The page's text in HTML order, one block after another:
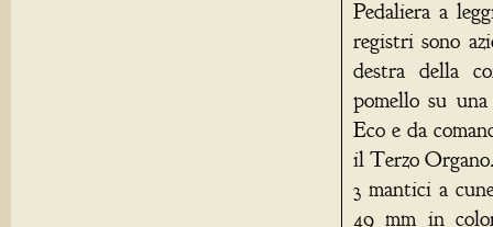
Pedaliera a
registri sono
destra della
pomello su
Eco e da
il Terzo
3 mantici a
49 mm in